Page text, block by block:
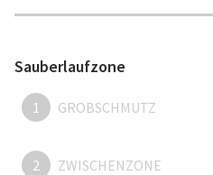
Sauberlaufzone
1 GROBSCHMUTZ
2 ZWISCHENZONE